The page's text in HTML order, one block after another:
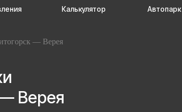
Калькулятор Автопарк
— Верея
Верея